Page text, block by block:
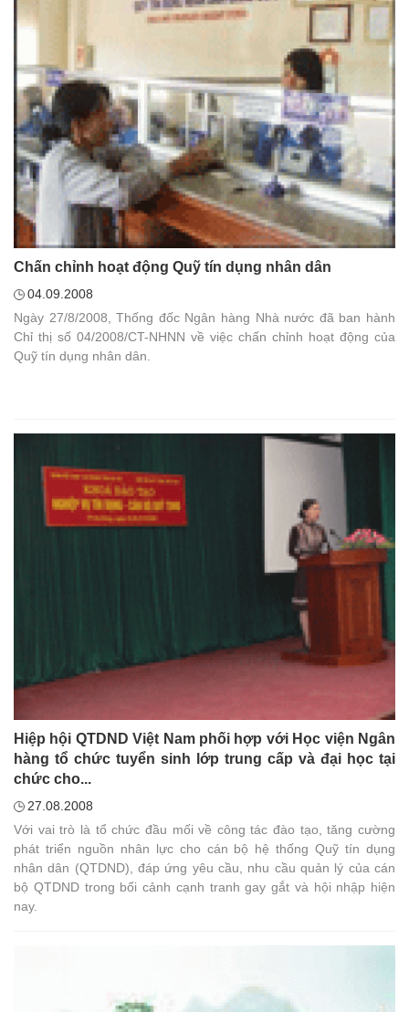
Chấn chỉnh hoạt động Quỹ tín dụng nhân dân
04.09.2008
Ngày 27/8/2008, Thống đốc Ngân hàng Nhà nước đã ban hành
Chỉ thị số 04/2008/CT-NHNN về việc chấn chỉnh hoạt động của
Quỹ tín dụng nhân dân.
Hiệp hội QTDND Việt Nam phối hợp với Học viện Ngân
hàng tổ chức tuyển sinh lớp trung cấp và đại học tại
chức cho...
27.08.2008
Với vai trò là tổ chức đầu mối về công tác đào tạo, tăng cường
phát triển nguồn nhân lực cho cán bộ hệ thống Quỹ tín dụng
nhân dân (QTDND), đáp ứng yêu cầu, nhu cầu quản lý của cán
bộ QTDND trong bối cảnh cạnh tranh gay gắt và hội nhập hiện
nay.